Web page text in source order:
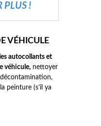
PLUS !
VÉHICULE
autocollants et
véhicule, nettoyer
décontamination,
peinture (s’il ya